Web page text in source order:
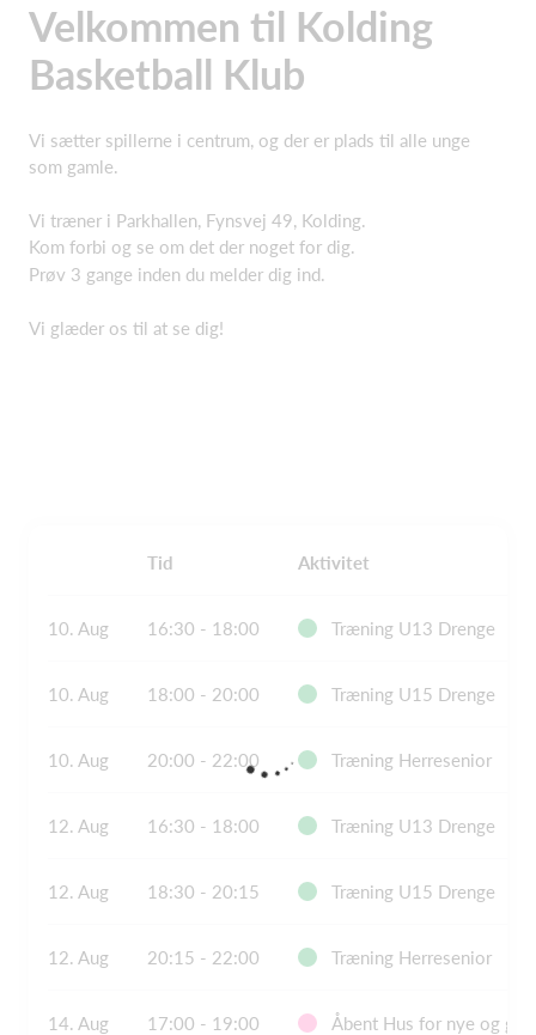
Velkommen til Kolding
Basketball Klub
Vi sætter spillerne i centrum, og der er plads til alle unge
som gamle.
Vi træner i Parkhallen, Fynsvej 49, Kolding.
Kom forbi og se om det der noget for dig.
Prøv 3 gange inden du melder dig ind.
Vi glæder os til at se dig!
Tid Aktivitet
10. Aug 16:30 - 18:00 Træning U13 Drenge
10. Aug 18:00 - 20:00 Træning U15 Drenge
10. Aug 20:00 - 22:00 Træning Herresenior
12. Aug 16:30 - 18:00 Træning U13 Drenge
12. Aug 18:30 - 20:15 Træning U15 Drenge
12. Aug 20:15 - 22:00 Træning Herresenior
14. Aug 17:00 - 19:00 Åbent Hus for nye og